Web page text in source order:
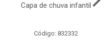
Capa de chuva infantil
Código: 832332